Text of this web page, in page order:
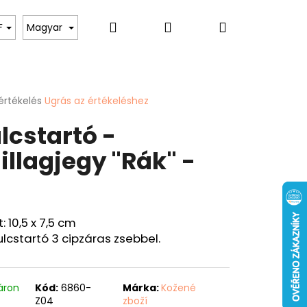
Hölgyeknek Hobbi & Szabadidő
Magyar KeresésBejelentkezés
Kosár
Ugrás az értékeléshez
-
"Rák" -
10,5 x 7,5 cm
3 cipzáras zsebbel.
Kód: 6860-
Z04
Márka:Kožené
zboží
"PONTY" - 40